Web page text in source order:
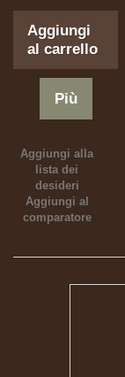
Aggiungi
al carrello
Più
Aggiungi alla
lista dei
desideri
Aggiungi al
comparatore